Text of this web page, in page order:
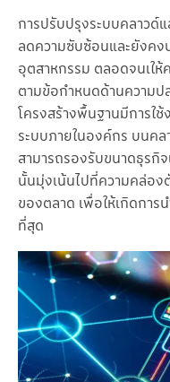
การปรับปรุงระบบคลาวด์
ลดความซับซ้อนและยังคง
อุตสาหกรรม ตลอดจนเใ
ตามข้อกำหนดด้านความป
โครงสร้างพื้นฐานมีการใช้
ระบบภายในองค์กร บนคล
สามารถรองรับขนาดธุรกิ
นั้นมุ่งเน้นไปที่ความคล่อง
ของตลาด เพื่อให้เกิดการ
ที่สุด